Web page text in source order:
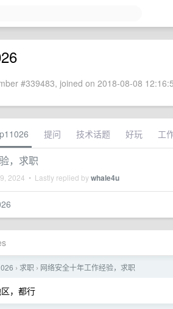
#339483, joined on 2018-08-08
提问 技术话题 好玩 工
，求职
2024 • Lastly replied bywhale4u
› 求职 › 网络安全十年工作经验，求职
，都行